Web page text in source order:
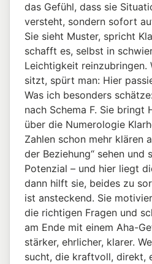
das Gefühl, dass sie
versteht, sondern sofort
Sie sieht Muster, spricht
schafft es, selbst in
Leichtigkeit reinzubringen.
sitzt, spürt man: Hier
Was ich besonders
nach Schema F. Sie bringt
über die Numerologie
Zahlen schon mehr klären
der Beziehung“ sehen und
Potenzial – und hier liegt
dann hilft sie, beides zu
ist ansteckend. Sie
die richtigen Fragen und
am Ende mit einem Aha-
stärker, ehrlicher, klarer.
sucht, die kraftvoll, direkt,